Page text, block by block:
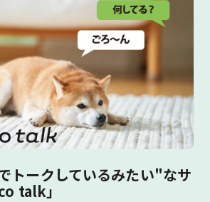
トークしているみたい"なサ
talk」